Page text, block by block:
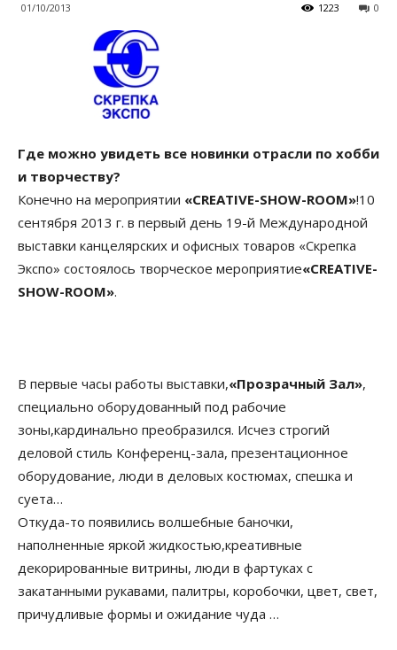
01/10/2013 0
1223
Где можно увидеть все новинки отрасли по хобби
и творчеству?
Конечно на мероприятии «CREATIVE-SHOW-ROOM»!10
сентября 2013 г. в первый день 19-й Международной
выставки канцелярских и офисных товаров «Скрепка
Экспо» состоялось творческое мероприятие«CREATIVE-
SHOW-ROOM».
В первые часы работы выставки,«Прозрачный Зал»,
специально оборудованный под рабочие
зоны,кардинально преобразился. Исчез строгий
деловой стиль Конференц-зала, презентационное
оборудование, люди в деловых костюмах, спешка и
суета…
Откуда-то появились волшебные баночки,
наполненные яркой жидкостью,креативные
декорированные витрины, люди в фартуках с
закатанными рукавами, палитры, коробочки, цвет, свет,
причудливые формы и ожидание чуда …